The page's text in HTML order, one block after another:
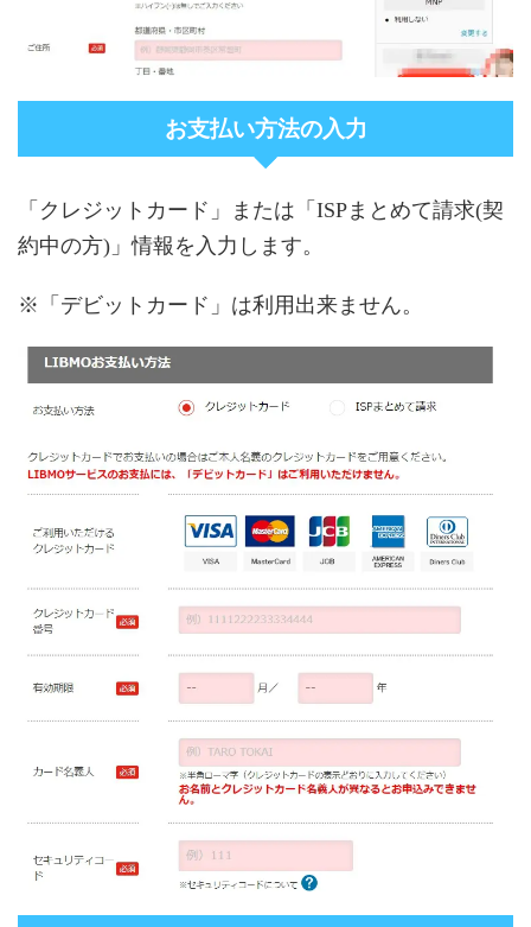
お支払い方法の入力
「クレジットカード」または「ISPまとめて請求(契
約中の方)」情報を入力します。
※「デビットカード」は利用出来ません。